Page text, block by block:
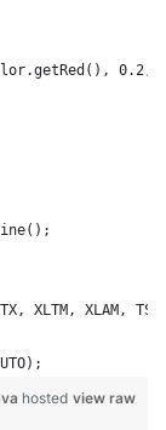
0.2,
XLTM, XLAM,
view raw
hosted